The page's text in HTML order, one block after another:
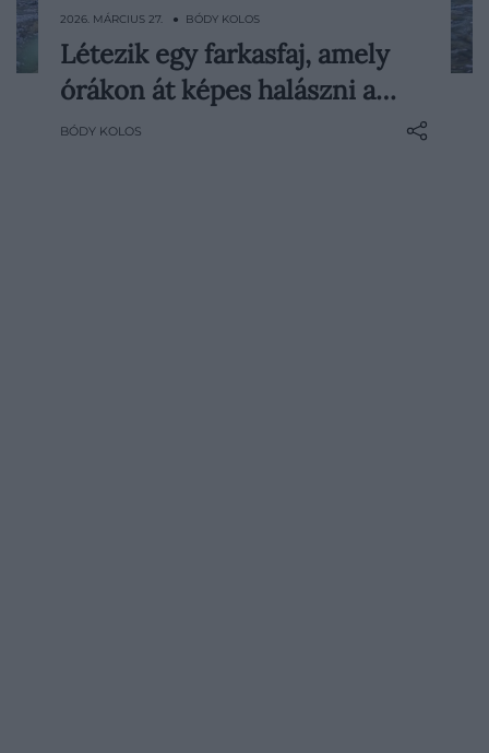
Mindenkinek él egy kép a fejében a
farkasfalkákról: erdőkben vagy tundrán
vadászó, nagytestű patásokat elejtő
2026. MÁRCIUS 27. ● BÓDY KOLOS
Létezik egy farkasfaj, amely
órákon át képes halászni a…
BÓDY KOLOS